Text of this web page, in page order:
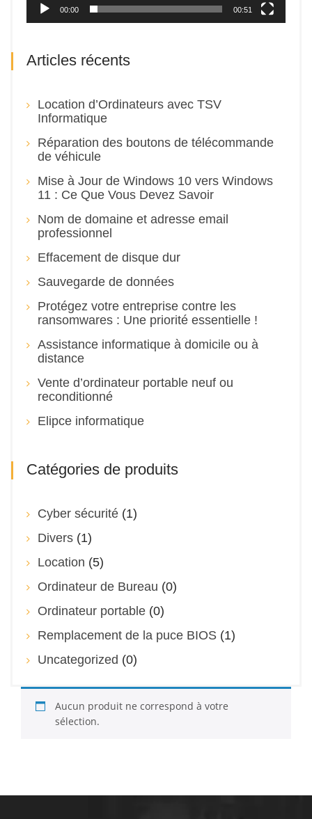
00:00 00:51
Articles récents
Location d’Ordinateurs avec TSV
Informatique
Réparation des boutons de télécommande
de véhicule
Mise à Jour de Windows 10 vers Windows
11 : Ce Que Vous Devez Savoir
Nom de domaine et adresse email
professionnel
Effacement de disque dur
Sauvegarde de données
Protégez votre entreprise contre les
ransomwares : Une priorité essentielle !
Assistance informatique à domicile ou à
distance
Vente d’ordinateur portable neuf ou
reconditionné
Elipce informatique
Catégories de produits
Cyber sécurité (1)
Divers (1)
Location (5)
Ordinateur de Bureau (0)
Ordinateur portable (0)
Remplacement de la puce BIOS (1)
Uncategorized (0)
Aucun produit ne correspond à votre
sélection.